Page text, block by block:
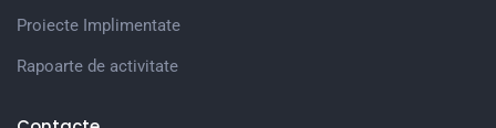
Proiecte Implimentate
Rapoarte de activitate